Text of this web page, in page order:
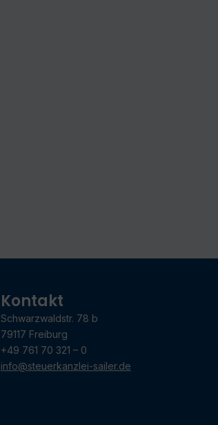
Kontakt
Schwarzwaldstr. 78 b
79117 Freiburg
+49 761 70 321 – 0
info@steuerkanzlei-sailer.de